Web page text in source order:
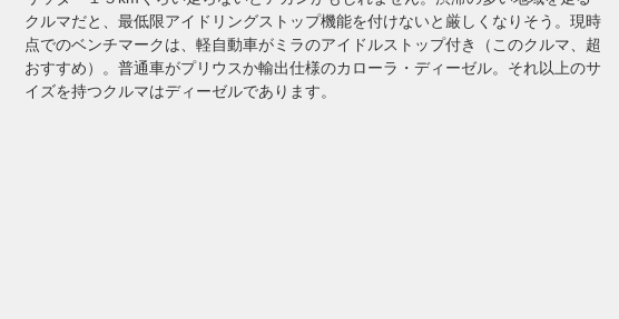
クルマだと、最低限アイドリングストップ機能を付けないと厳しくなりそう。現時
点でのベンチマークは、軽自動車がミラのアイドルストップ付き（このクルマ、超
おすすめ）。普通車がプリウスか輸出仕様のカローラ・ディーゼル。それ以上のサ
イズを持つクルマはディーゼルであります。